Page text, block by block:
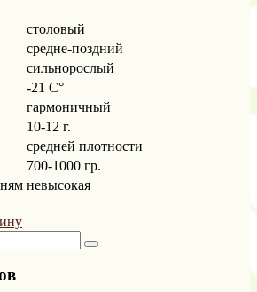
столовый
средне-поздний
сильнорослый
-21 С°
гармоничный
10-12 г.
средней плотности
700-1000 гр.
невысокая